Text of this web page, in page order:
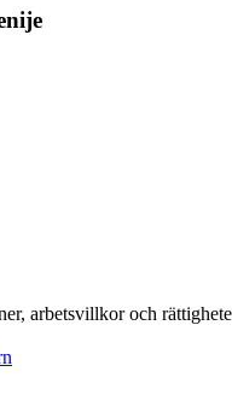
arbetsvillkor och